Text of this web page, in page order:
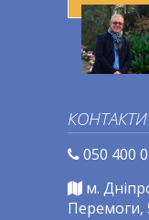
КОНТАКТИ
050 400
м.
Перемоги,